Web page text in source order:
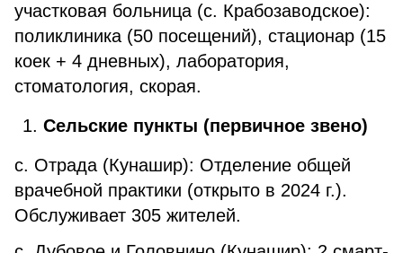
участковая больница (с. Крабозаводское):
поликлиника (50 посещений), стационар (15
коек + 4 дневных), лаборатория,
стоматология, скорая.
Сельские пункты (первичное звено)
с. Отрада (Кунашир): Отделение общей
врачебной практики (открыто в 2024 г.).
Обслуживает 305 жителей.